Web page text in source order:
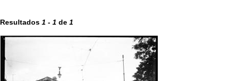
Resultados 1 - 1 de 1